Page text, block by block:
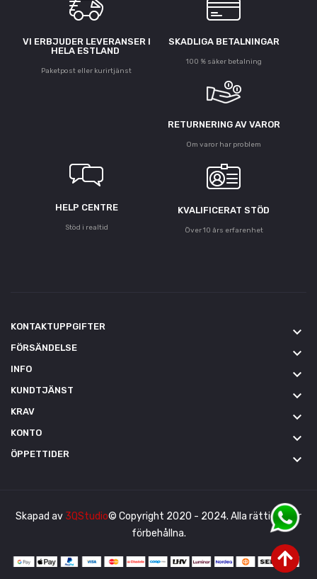
VI ERBJUDER LEVERANSER I
HELA ESTLAND
Paketpost eller kurirtjänst
SKADLIGA BETALNINGAR
100 % säker betalning
RETURNERING AV VAROR
Om varor har problem
HELP CENTRE
Stöd i realtid
KVALIFICERAT STÖD
Över 10 års erfarenhet
KONTAKTUPPGIFTER keyboard_arrow_down
FÖRSÄNDELSE keyboard_arrow_down
INFO keyboard_arrow_down
KUNDTJÄNST keyboard_arrow_down
KRAV keyboard_arrow_down
KONTO keyboard_arrow_down
ÖPPETTIDER keyboard_arrow_down
Skapad av 3QStudio© Copyright 2020 - 2024. Alla rättigheter
förbehållna.